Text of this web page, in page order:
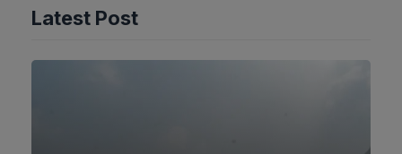
Latest Post